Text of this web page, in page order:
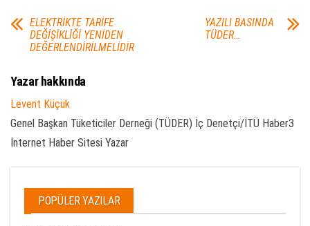
ELEKTRİKTE TARİFE
DEĞİŞİKLİĞİ YENİDEN
DEĞERLENDİRİLMELİDİR
YAZILI BASINDA
TÜDER…
Yazar hakkında
Levent Küçük
Genel Başkan Tüketiciler Derneği (TÜDER) İç Denetçi/İTÜ Haber3
İnternet Haber Sitesi Yazar
POPÜLER YAZILAR